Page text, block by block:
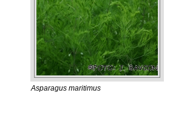
Asparagus maritimus